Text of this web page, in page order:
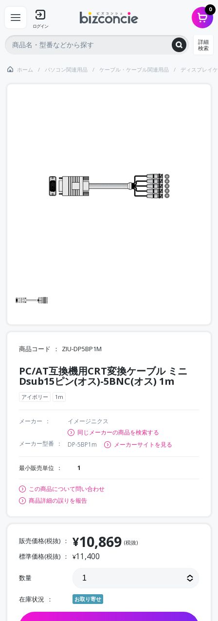
ログイン
0
詳細
検索
ホーム パソコン関連用品 ケーブル・ケーブル関連用品 ディスプレイ
商品コード ZIU-DP5BP1M
PC/AT互換機用CRT変換ケーブル ミニ
Dsub15ピン(オス)-5BNC(オス) 1m
アイボリー 1m
メーカー
イメージニクス
同じメーカーの商品を検索する
メーカー型番
DP-5BP1m メーカーサイトを見る
最小販売単位 1
この商品について問い合わせ
商品詳細の誤りを報告
販売価格(税抜) ¥10,869 (税抜)
標準価格(税抜) ¥11,400
数量
在庫状況 お取り寄せ